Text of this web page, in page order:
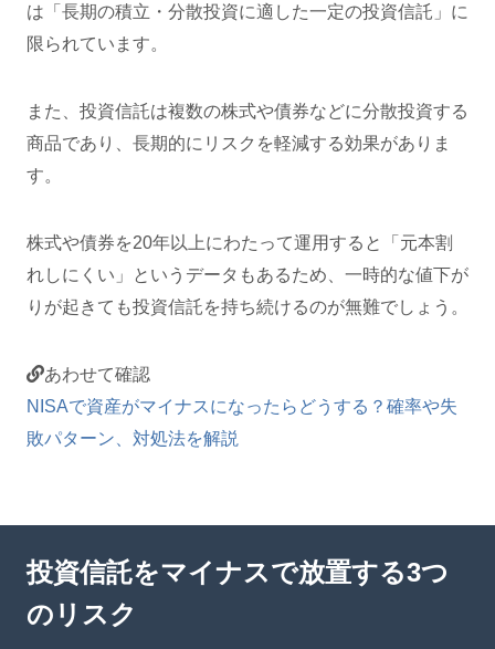
は「長期の積立・分散投資に適した一定の投資信託」に
限られています。
また、投資信託は複数の株式や債券などに分散投資する
商品であり、長期的にリスクを軽減する効果がありま
す。
株式や債券を20年以上にわたって運用すると「元本割
れしにくい」というデータもあるため、一時的な値下が
りが起きても投資信託を持ち続けるのが無難でしょう。
あわせて確認
NISAで資産がマイナスになったらどうする？確率や失
敗パターン、対処法を解説
投資信託をマイナスで放置する3つ
のリスク